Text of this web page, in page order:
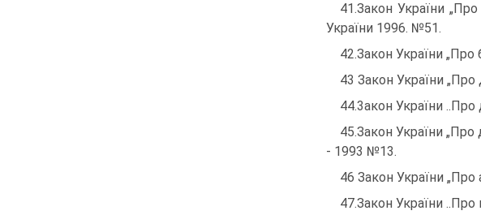
41.Закон України
України 1996. №51.
42.Закон України „Про
43 Закон України
44.3акон України
45.Закон України „Про
- 1993 №13.
46 Закон України
47.Закон України